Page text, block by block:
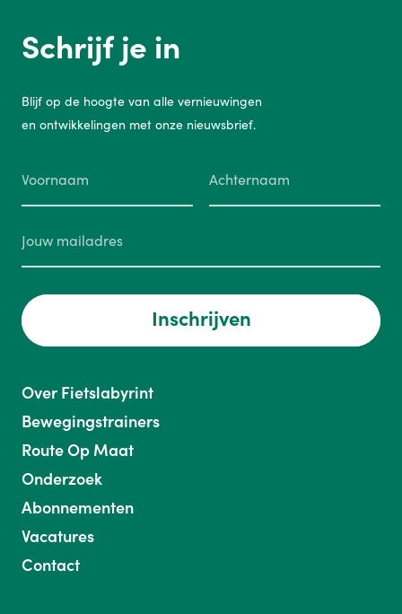
Schrijf je in
Blijf op de hoogte van alle vernieuwingen
en ontwikkelingen met onze nieuwsbrief.
Inschrijven
Over Fietslabyrint
Bewegingstrainers
Route Op Maat
Onderzoek
Abonnementen
Vacatures
Contact